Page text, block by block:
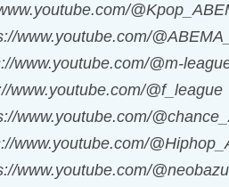
www.youtube.com/
www.youtube.com/@m-
www.youtube.com/@f_league
www.youtube.com/
www.youtube.com/
www.youtube.com/@neobazu